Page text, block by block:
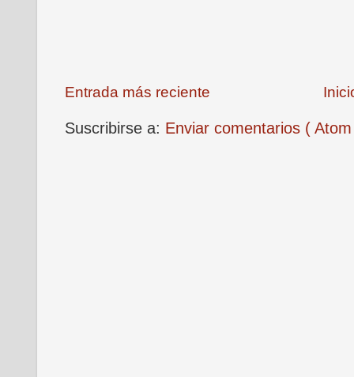
Entrada más reciente
Suscribirse a: Enviar comentarios (